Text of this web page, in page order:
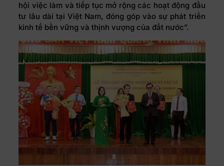
hội việc làm và tiếp tục mở rộng các hoạt động đầu
tư lâu dài tại Việt Nam, đóng góp vào sự phát triển
kinh tế bền vững và thịnh vượng của đất nước”.